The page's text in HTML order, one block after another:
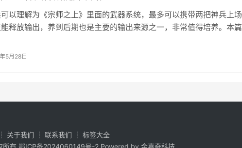
以理解为《宗师之上》里面的武器系统，最多可以携带两把神兵上
释放输出，养到后期也是主要的输出来源之一，非常值得培养。本篇
兵无脑选择伤害型的就行，副阵位的就根据自己的需求来选择伤害、
5月28日
┊ 关于我们 ┊ 联系我们 ┊ 标签大全
所有 鄂ICP备2024060149号-2 Powered by 金嘉奇科技